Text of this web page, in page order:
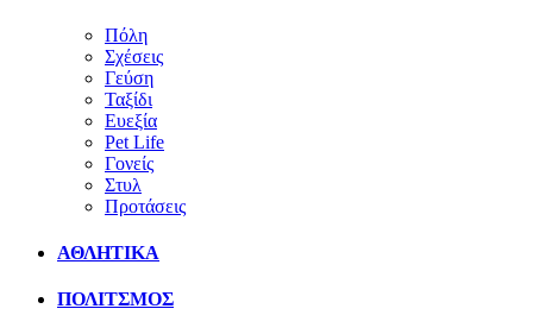
Πόλη
Σχέσεις
Γεύση
Ταξίδι
Ευεξία
Pet Life
Γονείς
Στυλ
Προτάσεις
ΑΘΛΗΤΙΚΑ
ΠΟΛΙΤΣΜΟΣ